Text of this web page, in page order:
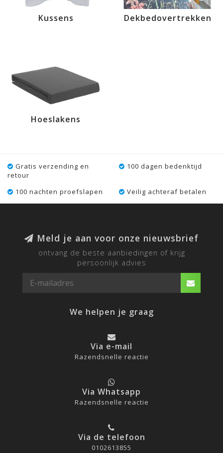
Kussens Dekbedovertrekken
Hoeslakens
Gratis verzending en
retour
100 dagen bedenktijd
100 nachten proefslapen Veilig achteraf betalen
Meld je aan voor onze nieuwsbrief
ontvang de beste aanbiedingen of krijg
persoonlijk advies
We helpen je graag
Via e-mail
Razendsnelle reactie
Via Whatsapp
Razendsnelle reactie
Via de telefoon
0102613855